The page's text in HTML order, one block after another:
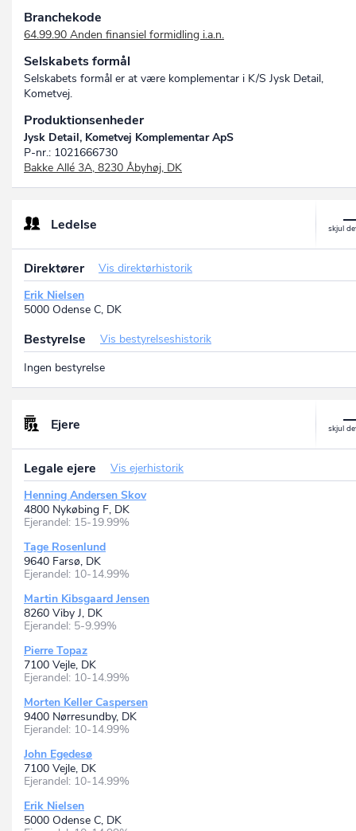
Branchekode
64.99.90 Anden finansiel formidling i.a.n.
Selskabets formål
Selskabets formål er at være komplementar i K/S Jysk Detail,
Kometvej.
Produktionsenheder
Jysk Detail, Kometvej Komplementar ApS
P-nr.: 1021666730
Bakke Allé 3A, 8230 Åbyhøj, DK
Ledelse
Direktører
Vis direktørhistorik
Erik Nielsen
5000 Odense C, DK
Bestyrelse
Vis bestyrelseshistorik
Ingen bestyrelse
Ejere
Legale ejere
Vis ejerhistorik
Henning Andersen Skov
4800 Nykøbing F, DK
Ejerandel: 15-19.99%
Tage Rosenlund
9640 Farsø, DK
Ejerandel: 10-14.99%
Martin Kibsgaard Jensen
8260 Viby J, DK
Ejerandel: 5-9.99%
Pierre Topaz
7100 Vejle, DK
Ejerandel: 10-14.99%
Morten Keller Caspersen
9400 Nørresundby, DK
Ejerandel: 10-14.99%
John Egedesø
7100 Vejle, DK
Ejerandel: 10-14.99%
Erik Nielsen
5000 Odense C, DK